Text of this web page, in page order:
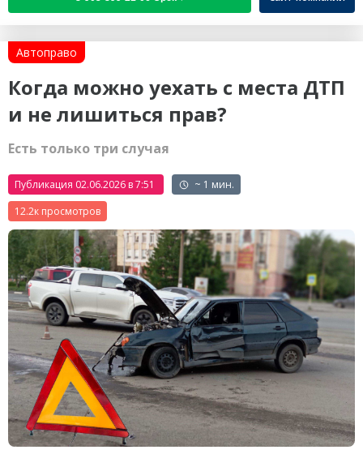
Автоправо
Когда можно уехать с места ДТП
и не лишиться прав?
Есть только три случая
Публикация 02.06.2026 в 7:51
~ 1 мин.
12.2к